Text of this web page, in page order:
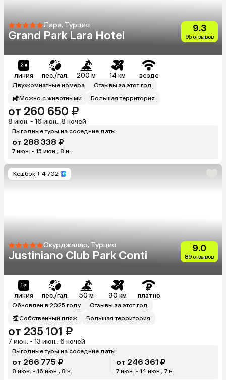
Лара, Турция
Grand Park Lara Hotel
9.3
95 отзывов
линия пес./гал. 200 м 14 км везде
Двухкомнатные номера
Отзывы за этот год
Можно с животными
Большая территория
от 260 650 ₽
8 июн. - 16 июн., 8 ночей
Выгодные туры на соседние даты
от 288 338 ₽
7 июн. - 15 июн., 8 н.
Кешбэк + 4 702
Окурджалар, Турция
Justiniano Club Park Conti
9.0
89 отзывов
линия пес./гал. 50 м 90 км платно
Обновлен в 2025 году
Отзывы за этот год
Собственный пляж
Большая территория
от 235 101 ₽
7 июн. - 13 июн., 6 ночей
Выгодные туры на соседние даты
от 266 775 ₽
8 июн. - 16 июн., 8 н.
от 246 361 ₽
7 июн. - 14 июн., 7 н.